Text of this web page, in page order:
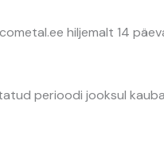
hiljemalt 14
perioodi jooksul